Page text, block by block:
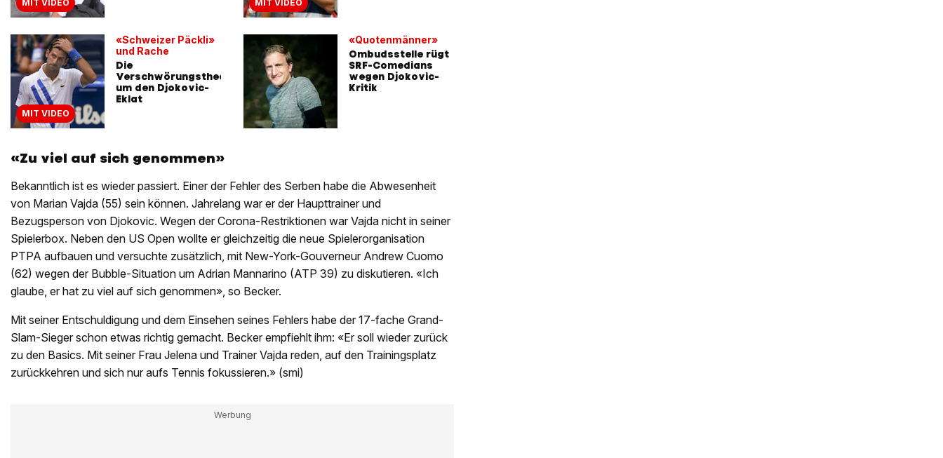
MIT VIDEO
MIT VIDEO
«Schweizer Päckli»
und Rache
Die
Verschwörungstheorien
um den Djokovic-
Eklat
MIT VIDEO
«Quotenmänner»
Ombudsstelle rügt
SRF-Comedians
wegen Djokovic-
Kritik
«Zu viel auf sich genommen»
Bekanntlich ist es wieder passiert. Einer der Fehler des Serben habe die Abwesenheit
von Marian Vajda (55) sein können. Jahrelang war er der Haupttrainer und
Bezugsperson von Djokovic. Wegen der Corona-Restriktionen war Vajda nicht in seiner
Spielerbox. Neben den US Open wollte er gleichzeitig die neue Spielerorganisation
PTPA aufbauen und versuchte zusätzlich, mit New-York-Gouverneur Andrew Cuomo
(62) wegen der Bubble-Situation um Adrian Mannarino (ATP 39) zu diskutieren. «Ich
glaube, er hat zu viel auf sich genommen», so Becker.
Mit seiner Entschuldigung und dem Einsehen seines Fehlers habe der 17-fache Grand-
Slam-Sieger schon etwas richtig gemacht. Becker empfiehlt ihm: «Er soll wieder zurück
zu den Basics. Mit seiner Frau Jelena und Trainer Vajda reden, auf den Trainingsplatz
zurückkehren und sich nur aufs Tennis fokussieren.» (smi)